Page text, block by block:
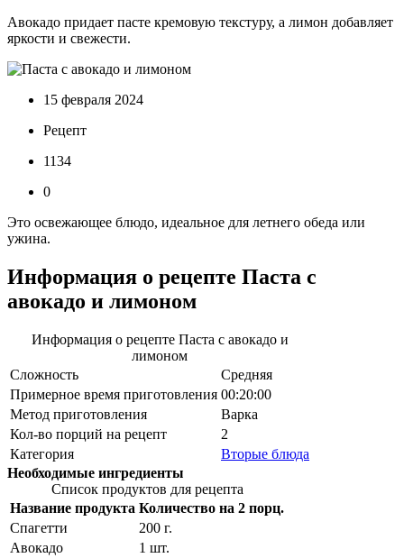
Авокадо придает пасте кремовую текстуру, а лимон добавляет
яркости и свежести.
15 февраля 2024
Рецепт
1134
0
Это освежающее блюдо, идеальное для летнего обеда или
ужина.
Информация о рецепте Паста с
авокадо и лимоном
Информация о рецепте Паста с авокадо и
лимоном
Сложность
Средняя
Примерное время приготовления 00:20:00
Метод приготовления
Варка
Кол-во порций на рецепт
2
Категория
Вторые блюда
Необходимые ингредиенты
Список продуктов для рецепта
Название продукта Количество на 2 порц.
Спагетти
200 г.
Авокадо
1 шт.